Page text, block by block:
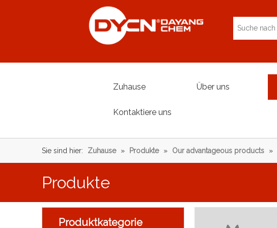
Zuhause Über uns
Kontaktiere uns
Sie sind hier: Zuhause » Produkte » Our advantageous products »
Produkte
Produktkategorie